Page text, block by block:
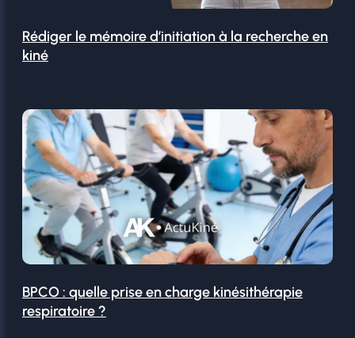
Rédiger le mémoire d’initiation à la recherche en
kiné
BPCO : quelle prise en charge kinésithérapie
respiratoire ?